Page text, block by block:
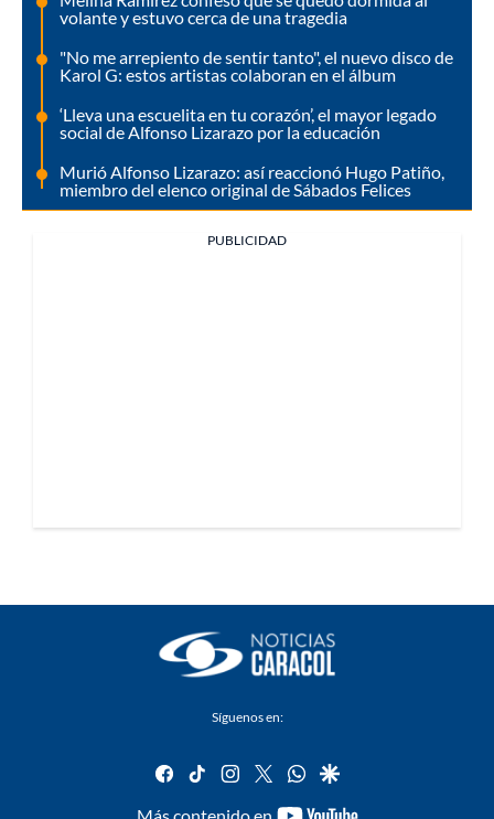
volante y estuvo cerca de una tragedia
"No me arrepiento de sentir tanto", el nuevo disco de
Karol G: estos artistas colaboran en el álbum
‘Lleva una escuelita en tu corazón’, el mayor legado
social de Alfonso Lizarazo por la educación
Murió Alfonso Lizarazo: así reaccionó Hugo Patiño,
miembro del elenco original de Sábados Felices
PUBLICIDAD
Síguenos en:
facebook
tiktok instagram
twitterwhatsapp
google
youtube-